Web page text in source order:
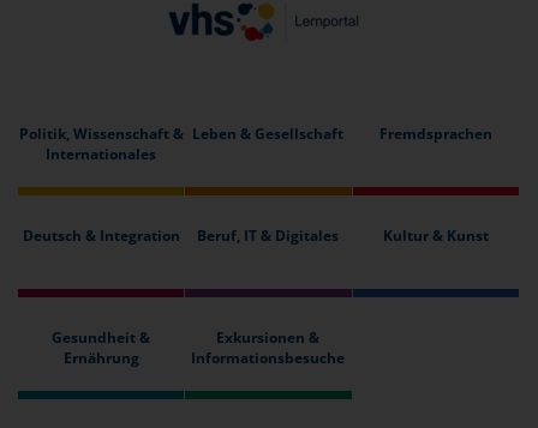
Politik, Wissenschaft &
Internationales
Leben & Gesellschaft Fremdsprachen
Deutsch & Integration Beruf, IT & Digitales Kultur & Kunst
Gesundheit &
Ernährung
Exkursionen &
Informationsbesuche